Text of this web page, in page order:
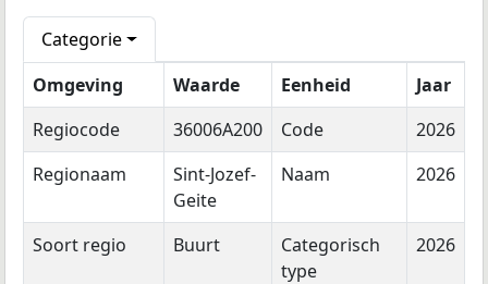
Categorie
Omgeving
Waarde Eenheid
Jaar
Regiocode
36006A200 Code
2026
Regionaam
Sint-Jozef-
Geite
Naam 2026
Soort regio Buurt
Categorisch
type
2026